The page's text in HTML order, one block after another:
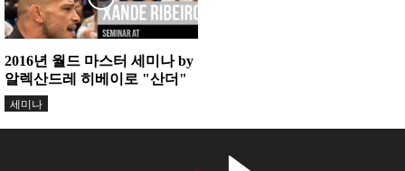
2016년 월드 마스터 세미나 by
알렉산드레 히베이로 "산더"
세미나